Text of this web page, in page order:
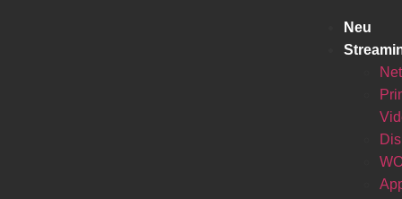
Neu